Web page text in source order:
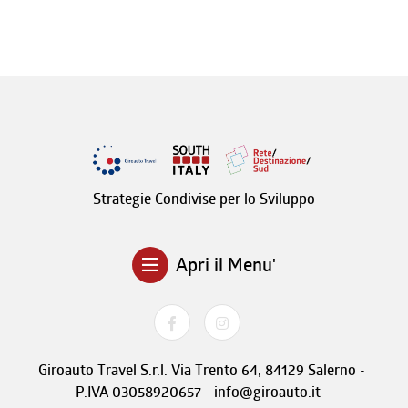
Strategie Condivise per lo Sviluppo
Apri il Menu'
Giroauto Travel S.r.l. Via Trento 64, 84129 Salerno -
P.IVA 03058920657 - info@giroauto.it